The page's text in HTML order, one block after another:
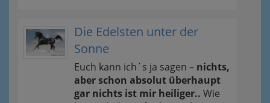
Die Edelsten unter der
Sonne
Euch kann ich´s ja sagen – nichts,
aber schon absolut überhaupt
gar nichts ist mir heiliger.. Wie